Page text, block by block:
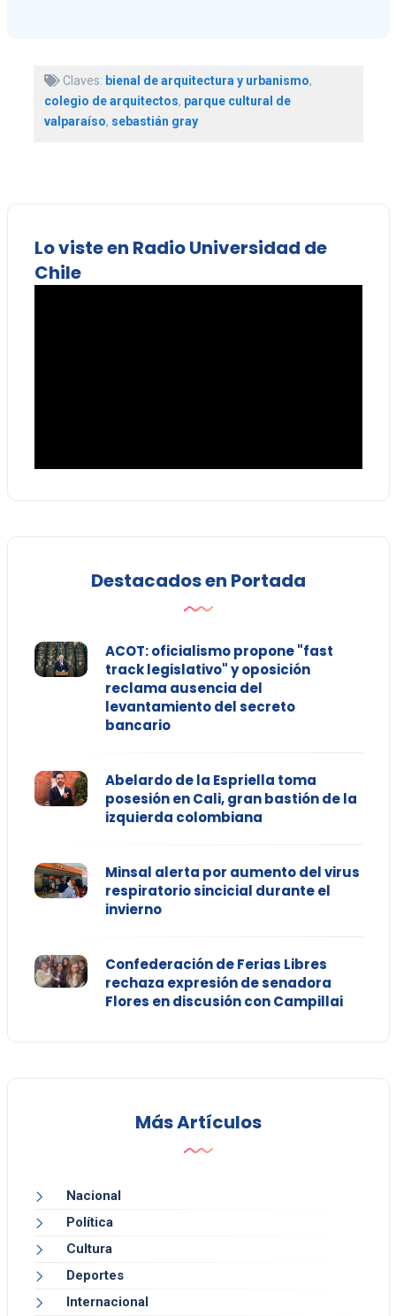
Claves: bienal de arquitectura y urbanismo,
colegio de arquitectos, parque cultural de
valparaíso, sebastián gray
Lo viste en Radio Universidad de
Chile
Destacados en Portada
ACOT: oficialismo propone "fast
track legislativo" y oposición
reclama ausencia del
levantamiento del secreto
bancario
Abelardo de la Espriella toma
posesión en Cali, gran bastión de la
izquierda colombiana
Minsal alerta por aumento del virus
respiratorio sincicial durante el
invierno
Confederación de Ferias Libres
rechaza expresión de senadora
Flores en discusión con Campillai
Más Artículos
Nacional
Política
Cultura
Deportes
Internacional